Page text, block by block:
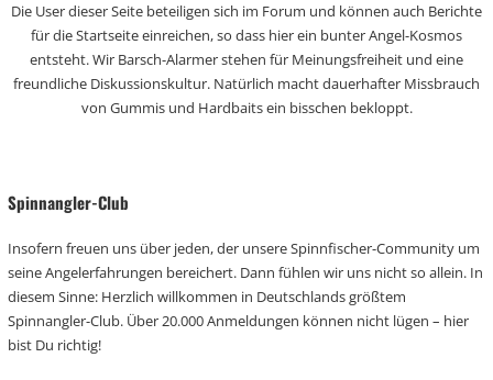
Die User dieser Seite beteiligen sich im Forum und können auch Berichte
für die Startseite einreichen, so dass hier ein bunter Angel-Kosmos
entsteht. Wir Barsch-Alarmer stehen für Meinungsfreiheit und eine
freundliche Diskussionskultur. Natürlich macht dauerhafter Missbrauch
von Gummis und Hardbaits ein bisschen bekloppt.
Spinnangler-Club
Insofern freuen uns über jeden, der unsere Spinnfischer-Community um
seine Angelerfahrungen bereichert. Dann fühlen wir uns nicht so allein. In
diesem Sinne: Herzlich willkommen in Deutschlands größtem
Spinnangler-Club. Über 20.000 Anmeldungen können nicht lügen – hier
bist Du richtig!